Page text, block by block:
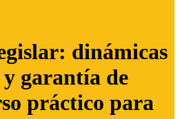
dinámicas
y garantía de
práctico para